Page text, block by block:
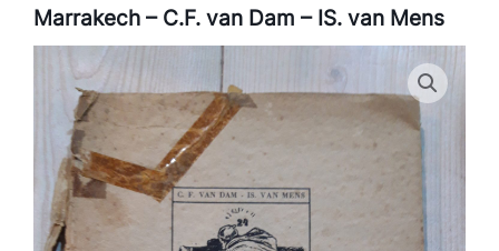
Marrakech – C.F. van Dam – IS. van Mens